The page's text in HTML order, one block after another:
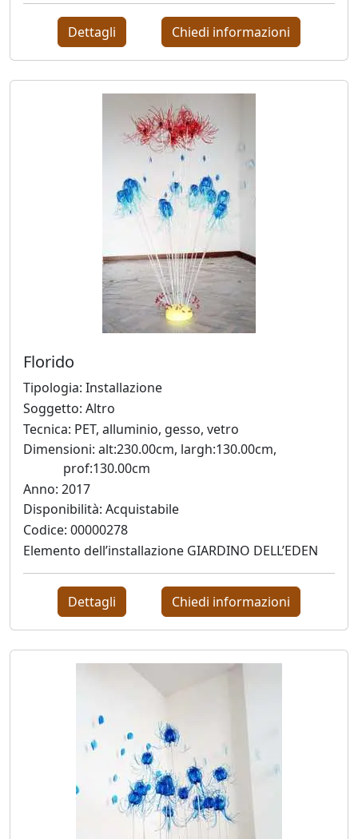
Fabio
Colussi
Creatini
Angelica
Dainese
Nicola
Stefano
Di
Lorito
Lorella
Fermo
Carlo
Fontana
Vanessa
Fontanel
Ado
Furlanetto
Dettagli Chiedi informazioni
Florido
Tipologia: Installazione
Soggetto: Altro
Tecnica: PET, alluminio, gesso, vetro
Dimensioni: alt:230.00cm, largh:130.00cm,
prof:130.00cm
Anno: 2017
Disponibilità: Acquistabile
Codice: 00000278
Elemento dell’installazione GIARDINO DELL’EDEN
Dettagli Chiedi informazioni